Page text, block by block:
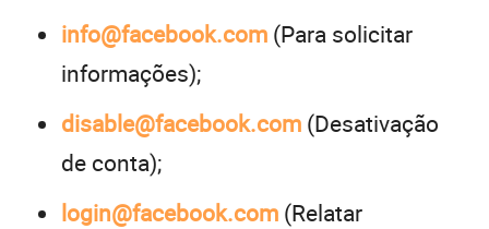
info@facebook.com (Para solicitar
informações);
disable@facebook.com (Desativação
de conta);
login@facebook.com (Relatar